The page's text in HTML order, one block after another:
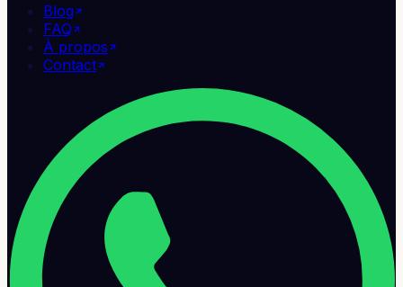
Blog
FAQ
À propos
Contact